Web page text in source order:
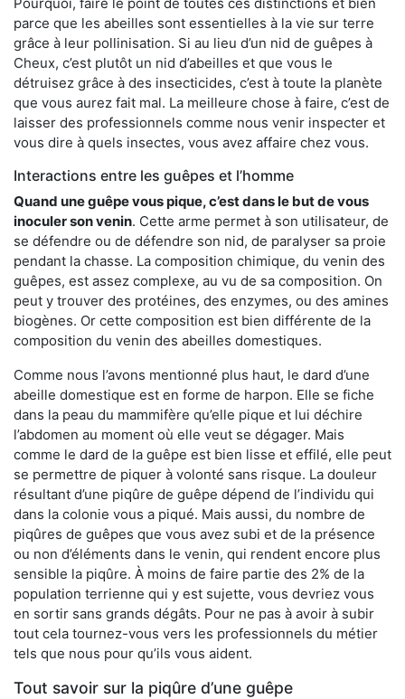
parce que les abeilles sont essentielles à la vie sur terre
grâce à leur pollinisation. Si au lieu d’un nid de guêpes à
Cheux, c’est plutôt un nid d’abeilles et que vous le
détruisez grâce à des insecticides, c’est à toute la planète
que vous aurez fait mal. La meilleure chose à faire, c’est de
laisser des professionnels comme nous venir inspecter et
vous dire à quels insectes, vous avez affaire chez vous.
Interactions entre les guêpes et l’homme
Quand une guêpe vous pique, c’est dans le but de vous
inoculer son venin. Cette arme permet à son utilisateur, de
se défendre ou de défendre son nid, de paralyser sa proie
pendant la chasse. La composition chimique, du venin des
guêpes, est assez complexe, au vu de sa composition. On
peut y trouver des protéines, des enzymes, ou des amines
biogènes. Or cette composition est bien différente de la
composition du venin des abeilles domestiques.
Comme nous l’avons mentionné plus haut, le dard d’une
abeille domestique est en forme de harpon. Elle se fiche
dans la peau du mammifère qu’elle pique et lui déchire
l’abdomen au moment où elle veut se dégager. Mais
comme le dard de la guêpe est bien lisse et effilé, elle peut
se permettre de piquer à volonté sans risque. La douleur
résultant d’une piqûre de guêpe dépend de l’individu qui
dans la colonie vous a piqué. Mais aussi, du nombre de
piqûres de guêpes que vous avez subi et de la présence
ou non d’éléments dans le venin, qui rendent encore plus
sensible la piqûre. À moins de faire partie des 2% de la
population terrienne qui y est sujette, vous devriez vous
en sortir sans grands dégâts. Pour ne pas à avoir à subir
tout cela tournez-vous vers les professionnels du métier
tels que nous pour qu’ils vous aident.
Tout savoir sur la piqûre d’une guêpe